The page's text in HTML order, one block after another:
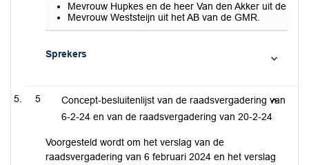
Mevrouw Hupkes en de heer Van den Akker uit de
Mevrouw Weststeijn uit het AB van de GMR.
Sprekers
5
Concept-besluitenlijst van de raadsvergadering van
6-2-24 en van de raadsvergadering van 20-2-24
Voorgesteld wordt om het verslag van de
raadsvergadering van 6 februari 2024 en het verslag